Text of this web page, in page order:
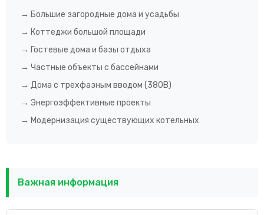
→ Большие загородные дома и усадьбы
→ Коттеджи большой площади
→ Гостевые дома и базы отдыха
→ Частные объекты с бассейнами
→ Дома с трехфазным вводом (380В)
→ Энергоэффективные проекты
→ Модернизация существующих котельных
Важная информация